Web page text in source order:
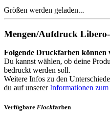
Größen werden geladen...
Mengen/Aufdruck
Folgende Druckfarben können
Du kannst wählen, ob deine
bedruckt werden soll.
Weitere Infos zu den
du auf unsererInformationen
Verfügbare Flockfarben